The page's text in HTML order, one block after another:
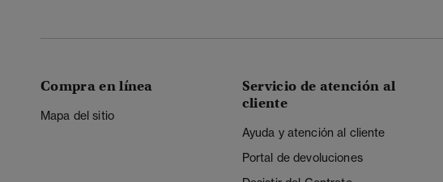
Compra en línea
Mapa del sitio
Servicio de atención al
cliente
Ayuda y atención al cliente
Portal de devoluciones